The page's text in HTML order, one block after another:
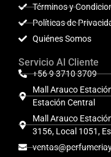
Términos y
Políticas de
Quiénes Somos
Servicio Al Cliente
+56 9 3710 3709
Mall Arauco
Estación Central
Mall Arauco
3156, Local 1051,